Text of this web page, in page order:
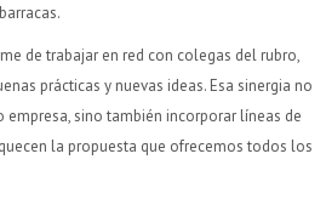
de trabajar en red con colegas del rubro,
prácticas y nuevas ideas. Esa sinergia no
sino también incorporar líneas de
la propuesta que ofrecemos todos los
ahora y Pagá
hasta en 12
más ágil de comprar!
sin recargo o hasta en 12
* ¡Solo con tu cédula!
aprobación crediticia.
para comprar con Pago